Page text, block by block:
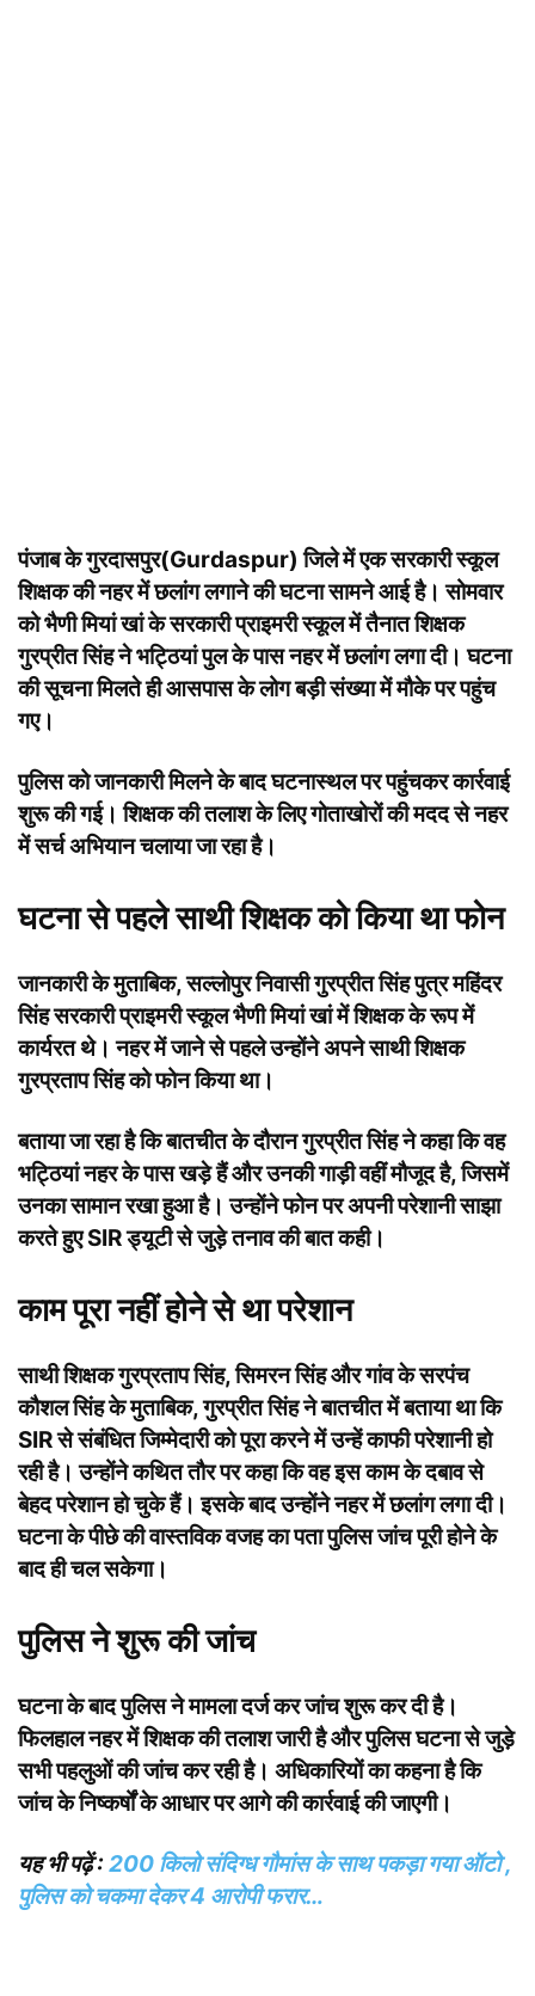
पंजाब केगुरदासपुर(Gurdaspur) जिले में एक सरकारी स्कूल
शिक्षक की नहर में छलांग लगाने की घटना सामने आई है। सोमवार
को भैणी मियां खां के सरकारी प्राइमरी स्कूल में तैनात शिक्षक
गुरप्रीत सिंह ने भट्ठियां पुल के पास नहर में छलांग लगा दी। घटना
की सूचना मिलते ही आसपास के लोग बड़ी संख्या में मौके पर पहुंच
गए।
पुलिस को जानकारी मिलने के बाद घटनास्थल पर पहुंचकर कार्रवाई
शुरू की गई। शिक्षक की तलाश के लिए गोताखोरों की मदद से नहर
में सर्च अभियान चलाया जा रहा है।
घटना से पहले साथी शिक्षक को किया था फोन
जानकारी के मुताबिक, सल्लोपुर निवासी गुरप्रीत सिंह पुत्र महिंदर
सिंह सरकारी प्राइमरी स्कूल भैणी मियां खां में शिक्षक के रूप में
कार्यरत थे। नहर में जाने से पहले उन्होंने अपने साथी शिक्षक
गुरप्रताप सिंह को फोन किया था।
बताया जा रहा है कि बातचीत के दौरान गुरप्रीत सिंह ने कहा कि वह
भट्ठियां नहर के पास खड़े हैं और उनकी गाड़ी वहीं मौजूद है, जिसमें
उनका सामान रखा हुआ है। उन्होंने फोन पर अपनी परेशानी साझा
करते हुए SIR ड्यूटी से जुड़े तनाव की बात कही।
काम पूरा नहीं होने से था परेशान
साथी शिक्षक गुरप्रताप सिंह, सिमरन सिंह और गांव के सरपंच
कौशल सिंह के मुताबिक, गुरप्रीत सिंह ने बातचीत में बताया था कि
SIR से संबंधित जिम्मेदारी को पूरा करने में उन्हें काफी परेशानी हो
रही है। उन्होंने कथित तौर पर कहा कि वह इस काम के दबाव से
बेहद परेशान हो चुके हैं। इसके बाद उन्होंने नहर में छलांग लगा दी।
घटना के पीछे की वास्तविक वजह का पता पुलिस जांच पूरी होने के
बाद ही चल सकेगा।
पुलिस ने शुरू की जांच
घटना के बाद पुलिस ने मामला दर्ज कर जांच शुरू कर दी है।
फिलहाल नहर में शिक्षक की तलाश जारी है और पुलिस घटना से जुड़े
सभी पहलुओं की जांच कर रही है। अधिकारियों का कहना है कि
जांच के निष्कर्षों के आधार पर आगे की कार्रवाई की जाएगी।
यह भी पढ़ें :200 किलो संदिग्ध गौमांस के साथ पकड़ा गया ऑटो ,
पुलिस को चकमा देकर 4 आरोपी फरार…